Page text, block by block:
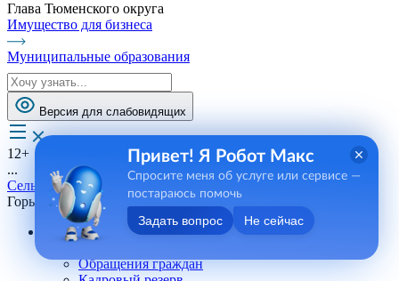
Глава Тюменского округа
Имущество для бизнеса
Муниципальные образования
Версия для слабовидящих
12+
...
Сельские поселения
Горьковское СП
Андреевское СП
Обращения граждан
Привет! Я Робот Макс
Спросите меня об услуге или сервисе —
постараюсь помочь
Задать вопрос Не сейчас